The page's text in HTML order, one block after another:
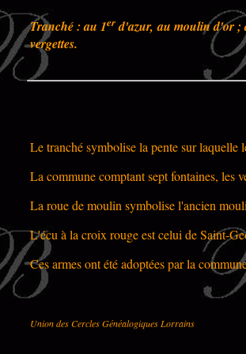
Tranché : au 1erd'azur, au moulin d'or ;
vergettes.
Le tranché symbolise la pente sur
La commune comptant sept fontaines, les
La roue de moulin symbolise l'ancien
L'écu à la croix rouge est celui de Saint-
Ces armes ont été adoptées par la
Union des Cercles Généalogiques Lorrains